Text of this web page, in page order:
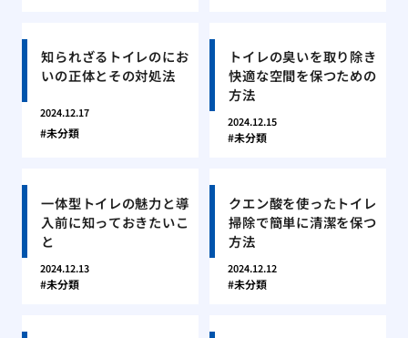
知られざるトイレのにお
いの正体とその対処法
2024.12.17
未分類
トイレの臭いを取り除き
快適な空間を保つための
方法
2024.12.15
未分類
一体型トイレの魅力と導
入前に知っておきたいこ
と
2024.12.13
未分類
クエン酸を使ったトイレ
掃除で簡単に清潔を保つ
方法
2024.12.12
未分類